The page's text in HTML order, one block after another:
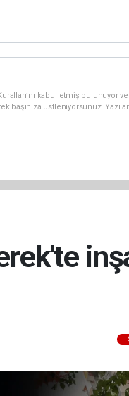
kabul etmiş bulunuyor
başınıza üstleniyorsunuz.